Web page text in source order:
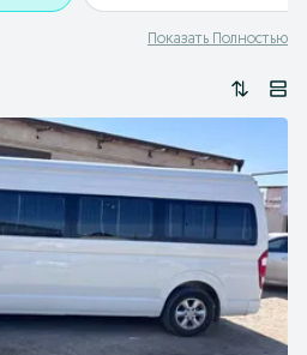
Показать Полностью